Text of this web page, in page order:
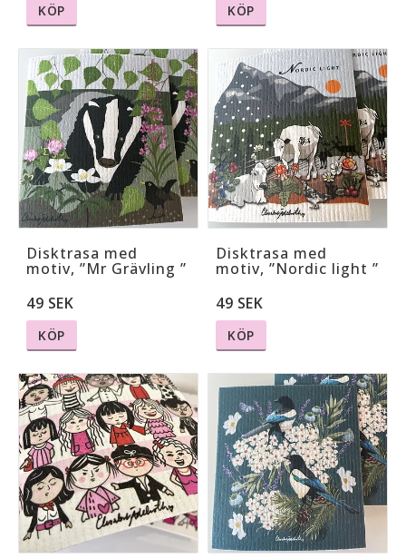
KÖP KÖP
Disktrasa med
motiv, ”Mr Grävling ”
49 SEK
KÖP
Disktrasa med
motiv, ”Nordic light ”
49 SEK
KÖP